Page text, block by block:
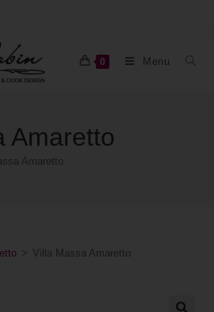
0 Menu
Amaretto
Amaretto
> Villa Massa Amaretto